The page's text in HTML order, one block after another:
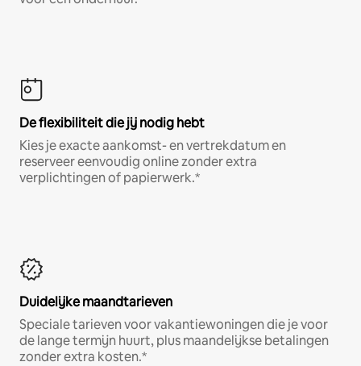
De flexibiliteit die jij nodig hebt
Kies je exacte aankomst- en vertrekdatum en
reserveer eenvoudig online zonder extra
verplichtingen of papierwerk.*
Duidelijke maandtarieven
Speciale tarieven voor vakantiewoningen die je voor
de lange termijn huurt, plus maandelijkse betalingen
zonder extra kosten.*